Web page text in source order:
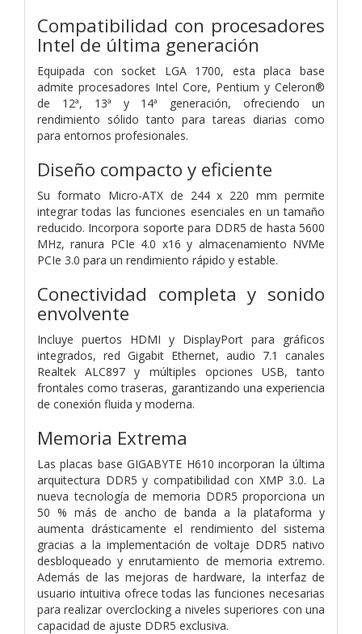
Compatibilidad con procesadores
Intel de última generación
Equipada con socket LGA 1700, esta placa base
admite procesadores Intel Core, Pentium y Celeron®
de 12ª, 13ª y 14ª generación, ofreciendo un
rendimiento sólido tanto para tareas diarias como
para entornos profesionales.
Diseño compacto y eficiente
Su formato Micro-ATX de 244 x 220 mm permite
integrar todas las funciones esenciales en un tamaño
reducido. Incorpora soporte para DDR5 de hasta 5600
MHz, ranura PCIe 4.0 x16 y almacenamiento NVMe
PCIe 3.0 para un rendimiento rápido y estable.
Conectividad completa y sonido
envolvente
Incluye puertos HDMI y DisplayPort para gráficos
integrados, red Gigabit Ethernet, audio 7.1 canales
Realtek ALC897 y múltiples opciones USB, tanto
frontales como traseras, garantizando una experiencia
de conexión fluida y moderna.
Memoria Extrema
Las placas base GIGABYTE H610 incorporan la última
arquitectura DDR5 y compatibilidad con XMP 3.0. La
nueva tecnología de memoria DDR5 proporciona un
50 % más de ancho de banda a la plataforma y
aumenta drásticamente el rendimiento del sistema
gracias a la implementación de voltaje DDR5 nativo
desbloqueado y enrutamiento de memoria extremo.
Además de las mejoras de hardware, la interfaz de
usuario intuitiva ofrece todas las funciones necesarias
para realizar overclocking a niveles superiores con una
capacidad de ajuste DDR5 exclusiva.